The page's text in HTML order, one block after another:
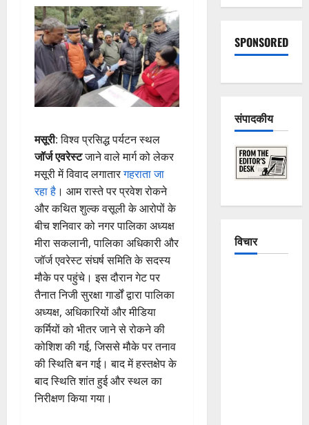
मसूरी: विश्व प्रसिद्ध पर्यटन स्थल
जॉर्ज एवरेस्टजाने वाले मार्ग को लेकर
मसूरी में विवाद लगातारगहराता जा
रहा है । आम रास्ते पर प्रवेश रोकने
और कथित शुल्क वसूली के आरोपों के
बीच शनिवार को नगर पालिका अध्यक्ष
मीरा सकलानी, पालिका अधिकारी और
जॉर्ज एवरेस्ट संघर्ष समिति के सदस्य
मौके पर पहुंचे। इस दौरान गेट पर
तैनात निजी सुरक्षा गार्डों द्वारा पालिका
अध्यक्ष, अधिकारियों और मीडिया
कर्मियों को भीतर जाने से रोकने की
कोशिश की गई, जिससे मौके पर तनाव
की स्थिति बन गई। बाद में हस्तक्षेप के
बाद स्थिति शांत हुई और स्थल का
निरीक्षण किया गया।
खोजें:
SPONSORED
संपादकीय
विचार